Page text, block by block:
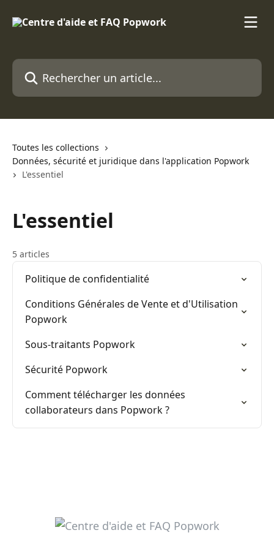
Rechercher un article...
Toutes les collections
Données, sécurité et juridique dans l'application Popwork
L'essentiel
L'essentiel
5 articles
Politique de confidentialité
Conditions Générales de Vente et d'Utilisation
Popwork
Sous-traitants Popwork
Sécurité Popwork
Comment télécharger les données
collaborateurs dans Popwork ?